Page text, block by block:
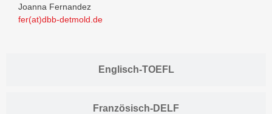
Englisch-TOEFL
Französisch-DELF
Joanna Fernandez
fer(at)dbb-detmold.de